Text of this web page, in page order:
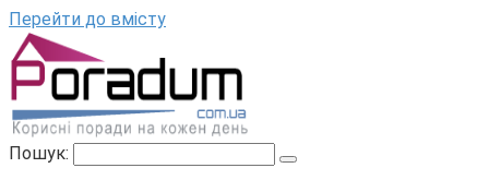
Перейти до вмісту
Пошук: